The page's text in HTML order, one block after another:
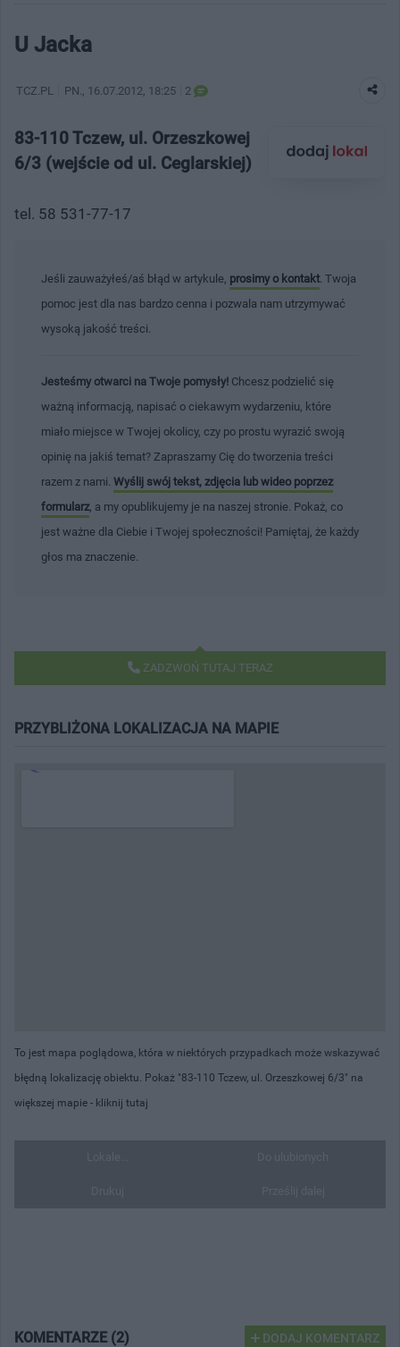
U Jacka
TCZ.PL PN. , 16.07.2012, 18:25 2
83-110 Tczew, ul. Orzeszkowej
6/3 (wejście od ul. Ceglarskiej)
tel. 58 531-77-17
Jeśli zauważyłeś/aś błąd w artykule, prosimy o kontakt . Twoja
pomoc jest dla nas bardzo cenna i pozwala nam utrzymywać
wysoką jakość treści.
Jesteśmy otwarci na Twoje pomysły! Chcesz podzielić się
ważną informacją, napisać o ciekawym wydarzeniu, które
miało miejsce w Twojej okolicy, czy po prostu wyrazić swoją
opinię na jakiś temat? Zapraszamy Cię do tworzenia treści
razem z nami. Wyślij swój tekst, zdjęcia lub wideo poprzez
formularz , a my opublikujemy je na naszej stronie. Pokaż, co
jest ważne dla Ciebie i Twojej społeczności! Pamiętaj, że każdy
głos ma znaczenie.
ZADZWOŃ TUTAJ TERAZ
PRZYBLIŻONA LOKALIZACJA NA MAPIE
To jest mapa poglądowa, która w niektórych przypadkach może wskazywać
błędną lokalizację obiektu. Pokaż "83-110 Tczew, ul. Orzeszkowej 6/3" na
większej mapie - kliknij tutaj
KOMENTARZE (2) DODAJ KOMENTARZ